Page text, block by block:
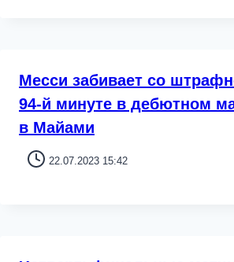
Месси забивает со
94-й минуте в дебютном
в Майами
22.07.2023 15:42